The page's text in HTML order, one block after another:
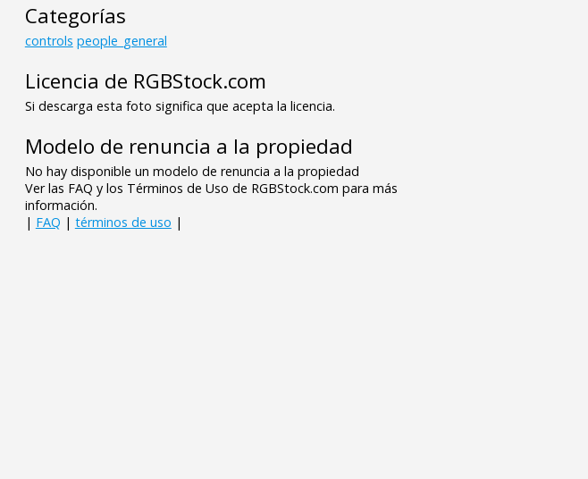
Categorías
controls people_general
Licencia de RGBStock.com
Si descarga esta foto significa que acepta la licencia.
Modelo de renuncia a la propiedad
No hay disponible un modelo de renuncia a la propiedad
Ver las FAQ y los Términos de Uso de RGBStock.com para más
información.
| FAQ | términos de uso |